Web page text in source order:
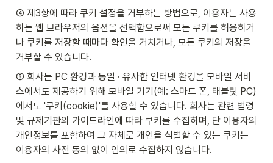
④ 제3항에 따라 쿠키 설정을 거부하는 방법으로, 이용자는 사용
하는 웹 브라우저의 옵션을 선택함으로써 모든 쿠키를 허용하거
나 쿠키를 저장할 때마다 확인을 거치거나, 모든 쿠키의 저장을
거부할 수 있습니다.
⑤ 회사는 PC 환경과 동일 · 유사한 인터넷 환경을 모바일 서비
스에서도 제공하기 위해 모바일 기기(예: 스마트 폰, 태블릿 PC)
에서도 '쿠키(cookie)'를 사용할 수 있습니다. 회사는 관련 법령
및 규제기관의 가이드라인에 따라 쿠키를 수집하며, 단 이용자의
개인정보를 포함하여 그 자체로 개인을 식별할 수 있는 쿠키는
이용자의 사전 동의 없이 임의로 수집하지 않습니다.